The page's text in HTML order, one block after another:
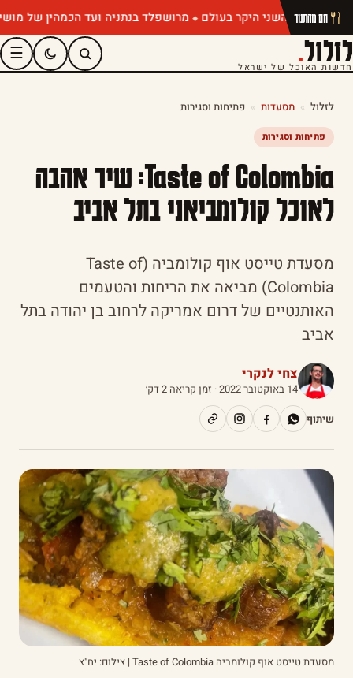
מרושפלד בנתניה ועד הכמהין של מושיק חם מהתנור
לזלול.
חדשות האוכל של ישראל
☰
לזלול » מסעדות » פתיחות וסגירות
פתיחות וסגירות
Taste of Colombia: שיר אהבה
לאוכל קולומביאני בתל אביב
מסעדת טייסט אוף קולומביה (Taste of
Colombia) מביאה את הריחות והטעמים
האותנטיים של דרום אמריקה לרחוב בן יהודה בתל
אביב
צחי לנקרי
14 באוקטובר 2022
· זמן קריאה 2 דק׳
שיתוף
מסעדת טייסט אוף קולומביה Taste of Colombia | צילום: יח"צ